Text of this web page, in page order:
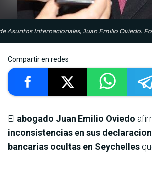
Asuntos Internacionales, Juan Emilio Oviedo.
Compartir en redes
El abogado Juan Emilio Oviedo
inconsistencias en sus
bancarias ocultas en Seychelles